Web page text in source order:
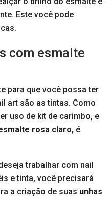
Este você pode
com esmalte
para que você possa ter
art são as tintas. Como
uso de kit de carimbo, e
rosa claro, é
trabalhar com nail
e tinta, você precisará
a criação de suas unhas